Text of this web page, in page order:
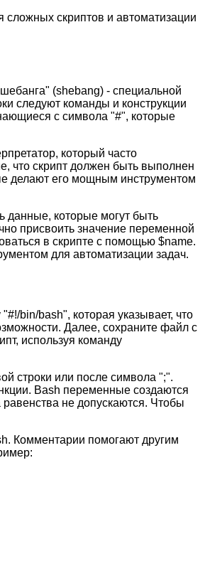
скриптов и автоматизации
(shebang) - специальной
следуют команды и конструкции
с символа "#", которые
который часто
что скрипт должен быть выполнен
делают его мощным инструментом
данные, которые могут быть
присвоить значение переменной
в скрипте с помощью $name.
для автоматизации задач.
bin/bash", которая указывает, что
Далее, сохраните файл с
используя команду
строки или после символа ";".
Bash переменные создаются
не допускаются. Чтобы
Комментарии помогают другим